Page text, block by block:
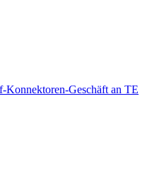
Geschäft an TE